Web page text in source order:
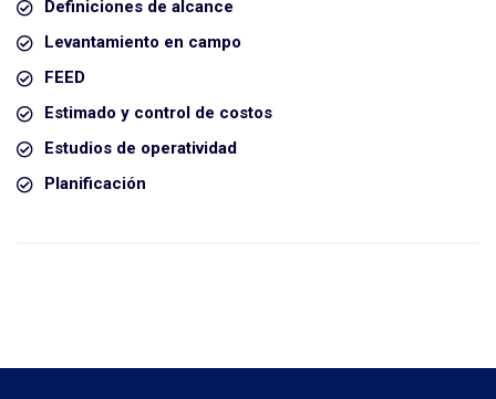
Definiciones de alcance
Levantamiento en campo
FEED
Estimado y control de costos
Estudios de operatividad
Planificación